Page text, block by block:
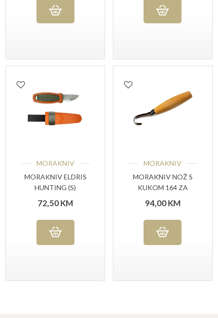
MORAKNIV
MORAKNIV ELDRIS
HUNTING (S)
72,50KM
MORAKNIV
MORAKNIV NOŽ S
KUKOM 164 ZA
94,00KM